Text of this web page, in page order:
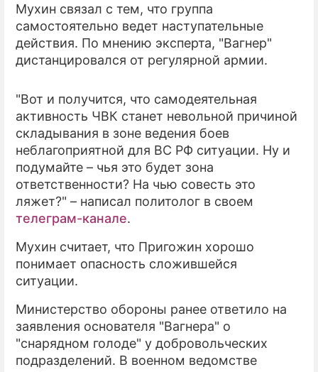
Мухин связал с тем, что группа
самостоятельно ведет наступательные
действия. По мнению эксперта, "Вагнер"
дистанцировался от регулярной армии.
"Вот и получится, что самодеятельная
активность ЧВК станет невольной причиной
складывания в зоне ведения боев
неблагоприятной для ВС РФ ситуации. Ну и
подумайте – чья это будет зона
ответственности? На чью совесть это
ляжет?" – написал политолог в своем
телеграм-канале.
Мухин считает, что Пригожин хорошо
понимает опасность сложившейся
ситуации.
Министерство обороны ранее ответило на
заявления основателя "Вагнера" о
"снарядном голоде" у добровольческих
подразделений. В военном ведомстве